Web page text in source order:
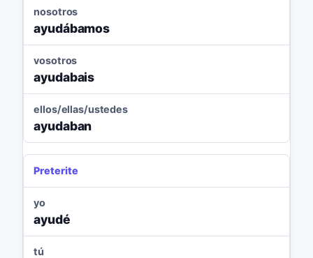
nosotros
ayudábamos
vosotros
ayudabais
ellos/ellas/ustedes
ayudaban
Preterite
yo
ayudé
tú